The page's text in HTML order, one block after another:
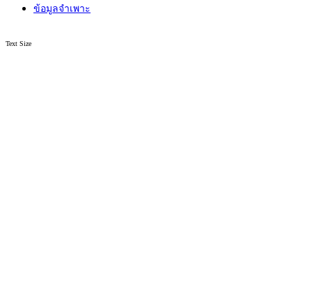
ข้อมูลจำเพาะ
Text Size